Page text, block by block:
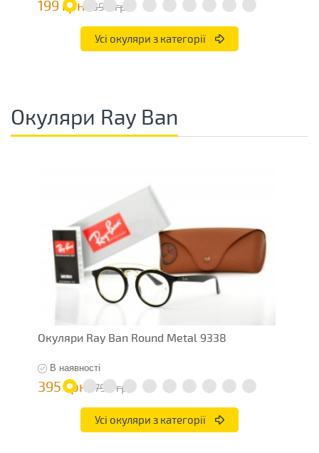
199 грн 398 грн
Усі окуляри з категорії
Окуляри Ray Ban
Окуляри Ray Ban Round Metal 9338
В наявності
395 грн 790 грн
Усі окуляри з категорії